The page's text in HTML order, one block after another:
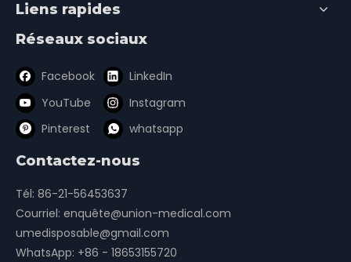
Liens rapides
Réseaux sociaux
Facebook
LinkedIn
YouTube
Instagram
Pinterest
whatsapp
Contactez-nous
Tél: 86-21-56453637
Courriel: enquête@union-medical.com
umedisposable@gmail.com
WhatsApp: +86 - 18653155720